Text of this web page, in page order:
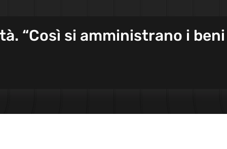
“Così si amministrano i beni